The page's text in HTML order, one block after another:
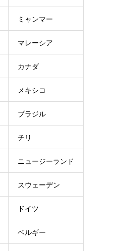
ミャンマー
マレーシア
カナダ
メキシコ
ブラジル
チリ
ニュージーランド
スウェーデン
ドイツ
ベルギー